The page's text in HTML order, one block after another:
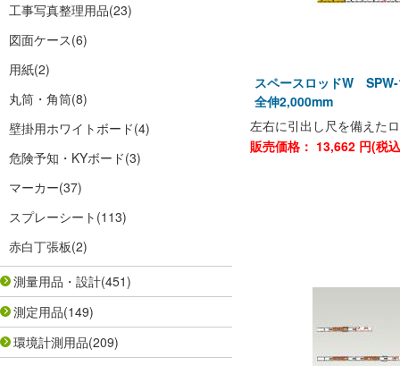
工事写真整理用品(23)
図面ケース(6)
用紙(2)
丸筒・角筒(8)
壁掛用ホワイトボード(4)
危険予知・KYボード(3)
マーカー(37)
スプレーシート (113)
赤白丁張板(2)
測量用品・設計(451)
測定用品(149)
環境計測用品(209)
スペースロッドW
全伸2,000mm
左右に引出し尺を備えた
販売価格： 13,662 円(税